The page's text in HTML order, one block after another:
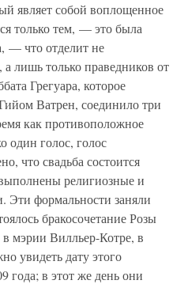
являет собой воплощенное
только тем, — это была
— что отделит не
а лишь только праведников от
Грегуара, которое
Ватрен, соединило три
как противоположное
один голос, голос
что свадьба состоится
религиозные и
Эти формальности заняли
бракосочетание Розы
мэрии Вилльер-Котре, в
увидеть дату этого
года; в этот же день они